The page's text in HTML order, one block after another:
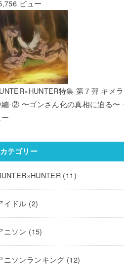
ビュー
特集 第７弾 キメ
編-② 〜ゴンさん化の真相に迫る〜
カテゴリー
(11)
イドル (2)
ニソン (15)
ニソンランキング (12)